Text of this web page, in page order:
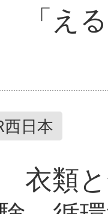
「え
西日本
衣類